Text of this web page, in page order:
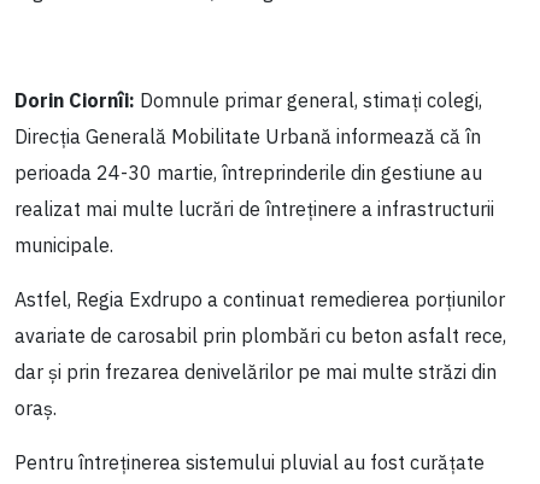
Dorin Ciornîi: Domnule primar general, stimați colegi,
Direcția Generală Mobilitate Urbană informează că în
perioada 24-30 martie, întreprinderile din gestiune au
realizat mai multe lucrări de întreținere a infrastructurii
municipale.
Astfel, Regia Exdrupo a continuat remedierea porțiunilor
avariate de carosabil prin plombări cu beton asfalt rece,
dar și prin frezarea denivelărilor pe mai multe străzi din
oraș.
Pentru întreținerea sistemului pluvial au fost curățate